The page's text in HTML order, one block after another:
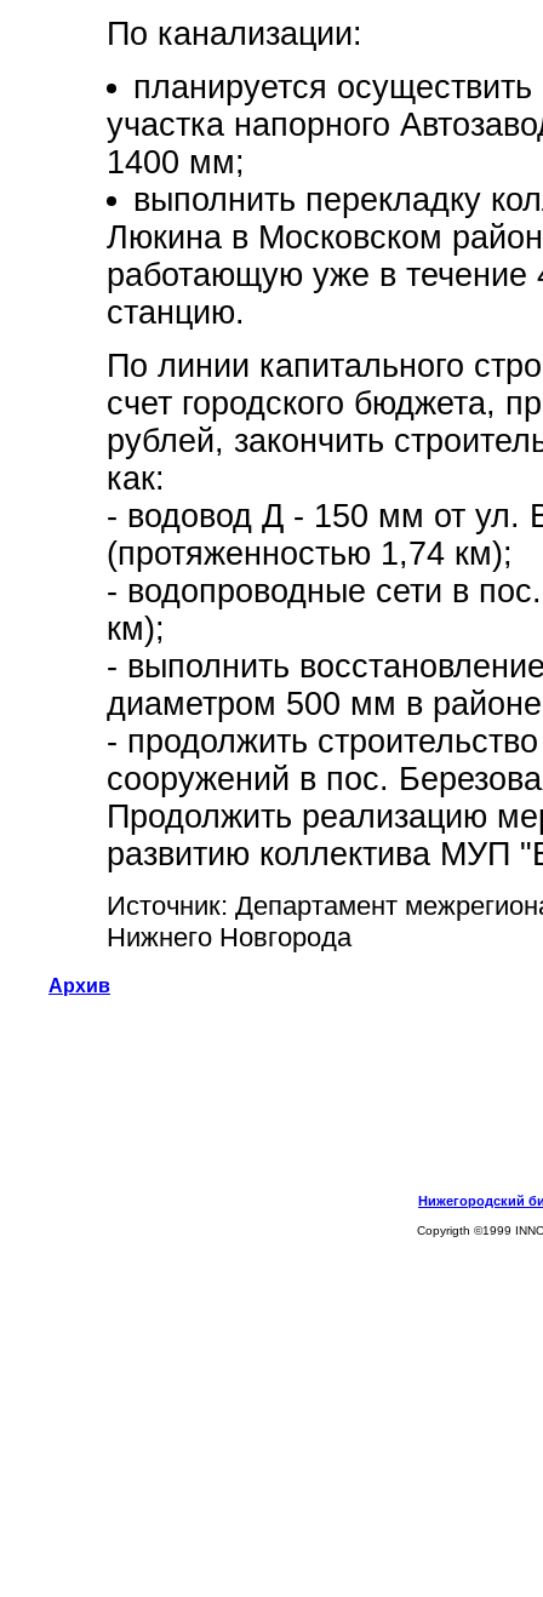
По канализации:
планируется
участка напорного
1400 мм;
выполнить перекладку
Люкина в Московском
работающую уже в течение
станцию.
По линии капитального
счет городского бюджета,
рублей, закончить
как:
- водовод Д - 150 мм от ул.
(протяженностью 1,74 км);
- водопроводные сети в
км);
- выполнить
диаметром 500 мм в
- продолжить
сооружений в пос.
Продолжить реализацию
развитию коллектива МУП
Источник: Департамент
Нижнего Новгорода
Архив
Нижегородский
Copyrigth ©1999